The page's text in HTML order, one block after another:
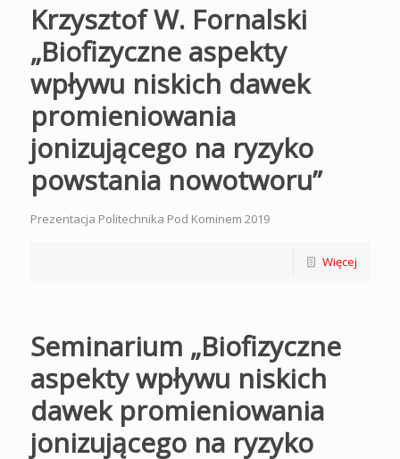
Krzysztof W. Fornalski
„Biofizyczne aspekty
wpływu niskich dawek
promieniowania
jonizującego na ryzyko
powstania nowotworu”
Prezentacja Politechnika Pod Kominem 2019
Więcej
Seminarium „Biofizyczne
aspekty wpływu niskich
dawek promieniowania
jonizującego na ryzyko